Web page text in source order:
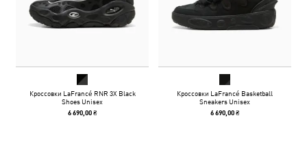
Кроссовки LaFrancé RNR 3X Black
Shoes Unisex
6 690,00 ₴
Кроссовки LaFrancé Basketball
Sneakers Unisex
6 690,00 ₴